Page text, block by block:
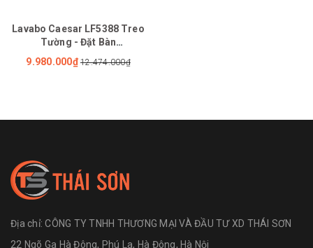
Lavabo Caesar LF5388 Treo
Tường - Đặt Bàn
1200x500mm
9.980.000₫ 12.474.000₫
Địa chỉ:CÔNG TY TNHH THƯƠNG MẠI VÀ ĐẦU TƯ XD THÁI SƠN
22 Ngõ Ga Hà Đông, Phú La, Hà Đông, Hà Nội